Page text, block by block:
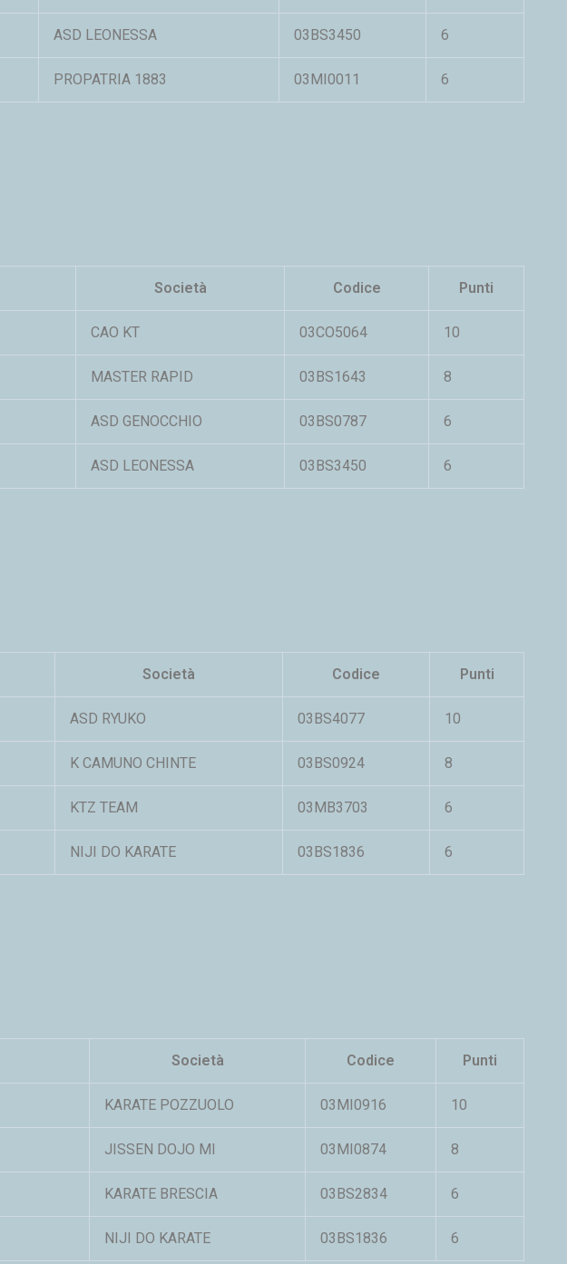
ASD LEONESSA 03BS3450 6
PROPATRIA 1883 03MI0011 6
Società Codice Punti
CAO KT 03CO5064 10
MASTER RAPID 03BS1643 8
ASD GENOCCHIO 03BS0787 6
ASD LEONESSA 03BS3450 6
Società Codice Punti
ASD RYUKO 03BS4077 10
K CAMUNO CHINTE 03BS0924 8
KTZ TEAM 03MB3703 6
NIJI DO KARATE 03BS1836 6
Società Codice Punti
KARATE POZZUOLO 03MI0916 10
JISSEN DOJO MI 03MI0874 8
KARATE BRESCIA 03BS2834 6
NIJI DO KARATE 03BS1836 6